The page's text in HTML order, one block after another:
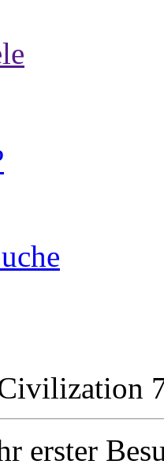
erster